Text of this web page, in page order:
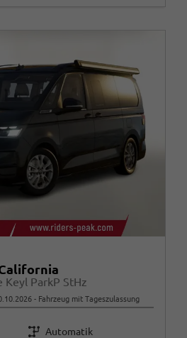
Keyl ParkP StHz
Fahrzeug mit Tageszulassung
Getriebe Automatik